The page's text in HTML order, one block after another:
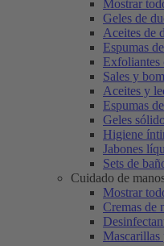
Mostrar
Geles de
Aceites de
Espumas
Exfoliantes
Sales y
Aceites y
Espumas
Geles
Higiene
Jabones
Sets de
Cuidado de
Mostrar
Cremas de
Mascarillas